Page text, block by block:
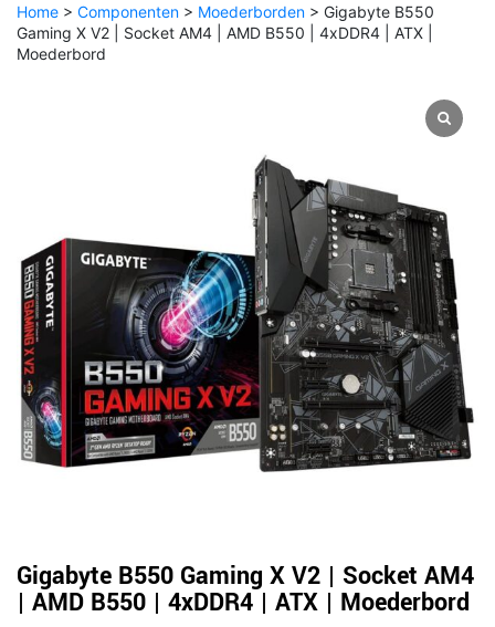
Home > Componenten > Moederborden > Gigabyte B550
Gaming X V2 | Socket AM4 | AMD B550 | 4xDDR4 | ATX |
Moederbord
Gigabyte B550 Gaming X V2 | Socket AM4
| AMD B550 | 4xDDR4 | ATX | Moederbord